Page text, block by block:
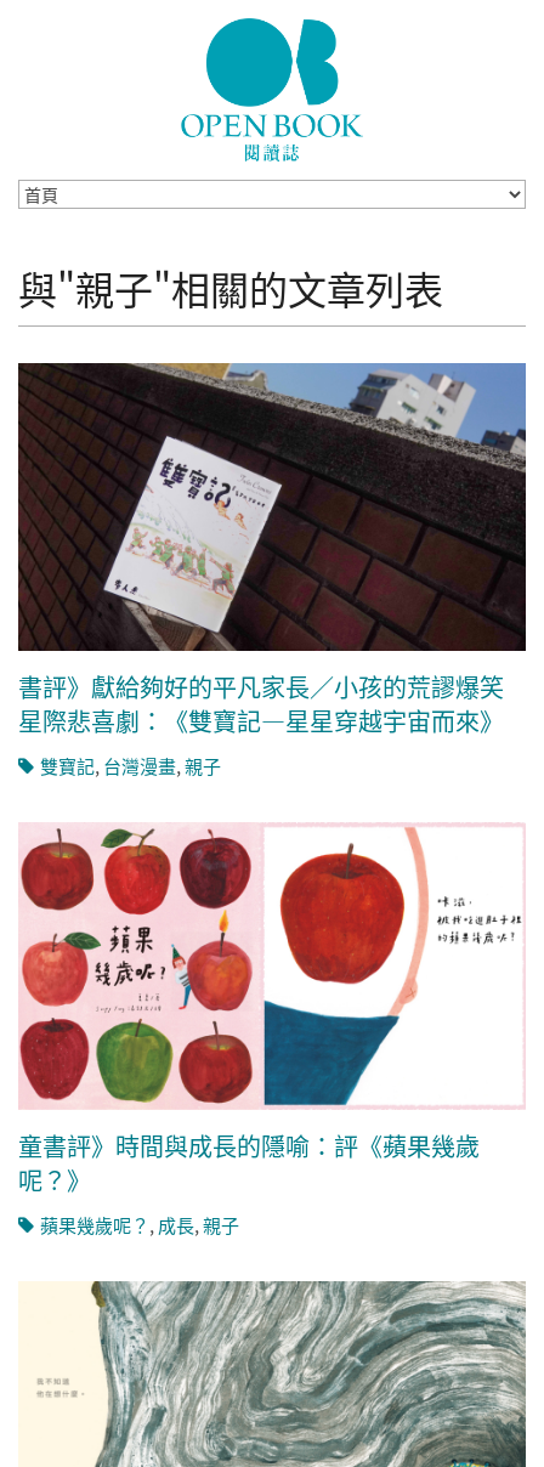
與"親子"相關的文章列表
書評》獻給夠好的平凡家長／小孩的荒謬爆笑
星際悲喜劇：《雙寶記―星星穿越宇宙而來》
雙寶記,台灣漫畫,親子
童書評》時間與成長的隱喻：評《蘋果幾歲
呢？》
蘋果幾歲呢？ , 成長,親子